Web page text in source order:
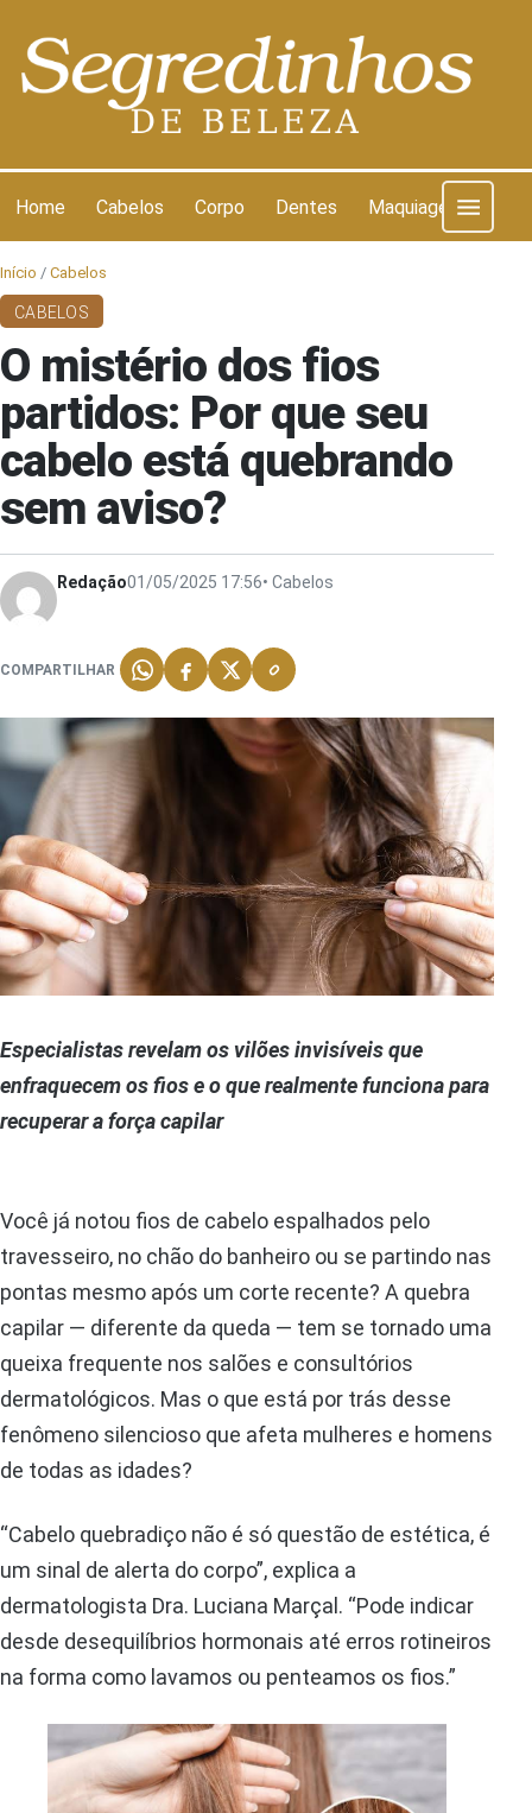
Home Cabelos Corpo Dentes Maquiagem
Início / Cabelos
CABELOS
O mistério dos fios
partidos: Por que seu
cabelo está quebrando
sem aviso?
Redação01/05/2025 17:56• Cabelos
COMPARTILHAR
Especialistas revelam os vilões invisíveis que
enfraquecem os fios e o que realmente funciona para
recuperar a força capilar
Você já notou fios de cabelo espalhados pelo
travesseiro, no chão do banheiro ou se partindo nas
pontas mesmo após um corte recente? A quebra
capilar — diferente da queda — tem se tornado uma
queixa frequente nos salões e consultórios
dermatológicos. Mas o que está por trás desse
fenômeno silencioso que afeta mulheres e homens
de todas as idades?
“Cabelo quebradiço não é só questão de estética, é
um sinal de alerta do corpo”, explica a
dermatologista Dra. Luciana Marçal. “Pode indicar
desde desequilíbrios hormonais até erros rotineiros
na forma como lavamos ou penteamos os fios.”